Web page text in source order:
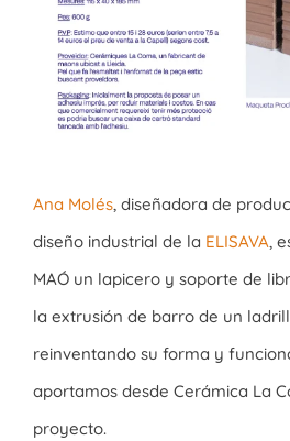
Ana Molés, diseñadora de
diseño industrial de la ELISAVA,
MAÓ un lapicero y soporte de
la extrusión de barro de un
reinventando su forma y
aportamos desde Cerámica La
proyecto.